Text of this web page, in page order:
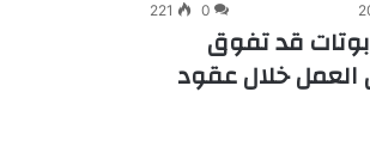
0
221
قد تفوق
خلال عقود